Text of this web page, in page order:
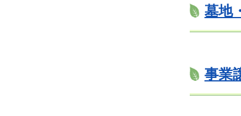
墓地
事業